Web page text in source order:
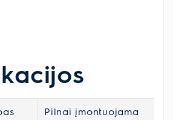
Pilnai įmontuojama